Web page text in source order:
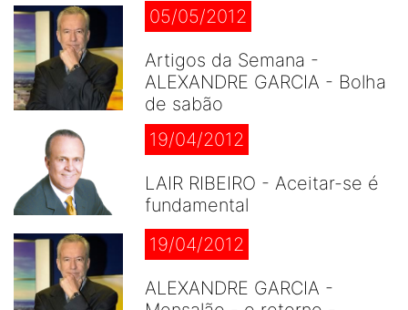
05/05/2012
Artigos da Semana -
ALEXANDRE GARCIA - Bolha
de sabão
19/04/2012
LAIR RIBEIRO - Aceitar-se é
fundamental
19/04/2012
ALEXANDRE GARCIA -